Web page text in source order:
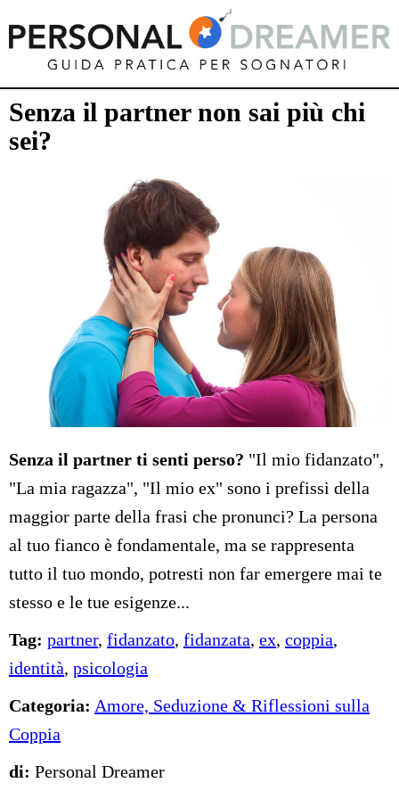
Senza il partner non sai più chi
sei?
Senza il partner ti senti perso? "Il mio fidanzato",
"La mia ragazza", "Il mio ex" sono i prefissi della
maggior parte della frasi che pronunci? La persona
al tuo fianco è fondamentale, ma se rappresenta
tutto il tuo mondo, potresti non far emergere mai te
stesso e le tue esigenze...
Tag: partner, fidanzato, fidanzata, ex, coppia,
identità, psicologia
Categoria: Amore, Seduzione & Riflessioni sulla
Coppia
di: Personal Dreamer